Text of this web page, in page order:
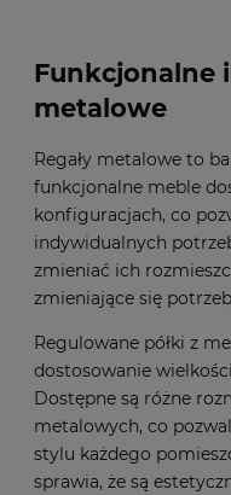
Funkcjonalne
metalowe
Regały metalowe to
funkcjonalne meble
konfiguracjach, co
indywidualnych
zmieniać ich
zmieniające się
Regulowane półki z
dostosowanie
Dostępne są różne
metalowych, co
stylu każdego
sprawia, że są